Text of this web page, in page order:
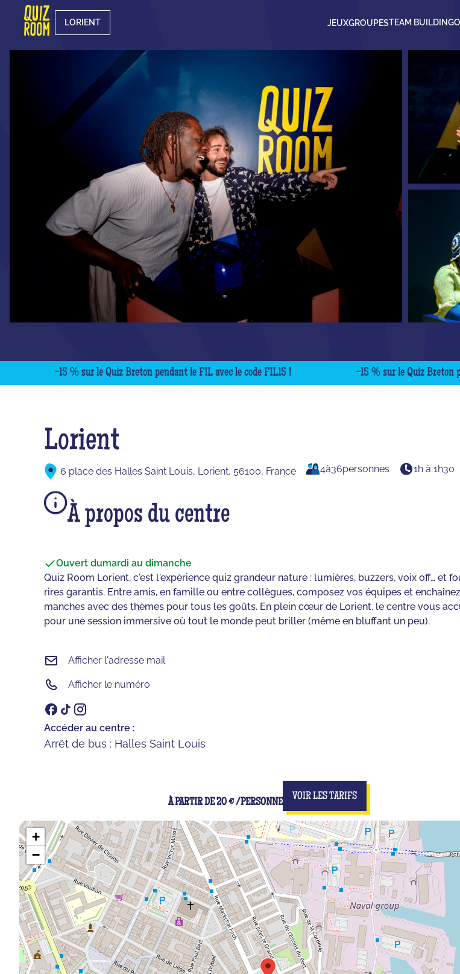
LORIENT JEUXGROUPESTEAM BUILDING
-15 % sur le Quiz Breton pendant le FIL avec le code FIL15 ! -15 % sur le Quiz Breton
Lorient
6 place des Halles Saint Louis, Lorient, 56100, France 4à36personnes 1h à 1h30
À propos du centre
Ouvert dumardi au dimanche
Quiz Room Lorient, c'est l'expérience quiz grandeur nature : lumières, buzzers, voix off… et
rires garantis. Entre amis, en famille ou entre collègues, composez vos équipes et
manches avec des thèmes pour tous les goûts. En plein cœur de Lorient, le centre vous
pour une session immersive où tout le monde peut briller (même en bluffant un peu).
Afficher l'adresse mail
Afficher le numéro
Accéder au centre :
Arrêt de bus : Halles Saint Louis
À PARTIR DE 20 € /PERSONNE
VOIR LES TARIFS
+
−